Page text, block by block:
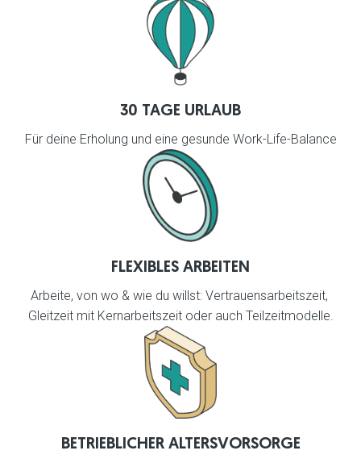
30 TAGE URLAUB
Für deine Erholung und eine gesunde Work-Life-Balance
FLEXIBLES ARBEITEN
Arbeite, von wo & wie du willst: Vertrauensarbeitszeit,
Gleitzeit mit Kernarbeitszeit oder auch Teilzeitmodelle.
BETRIEBLICHER ALTERSVORSORGE